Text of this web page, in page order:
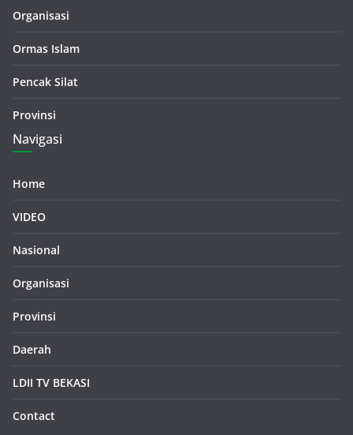
Organisasi
Ormas Islam
Pencak Silat
Provinsi
Navigasi
Home
VIDEO
Nasional
Organisasi
Provinsi
Daerah
LDII TV BEKASI
Contact